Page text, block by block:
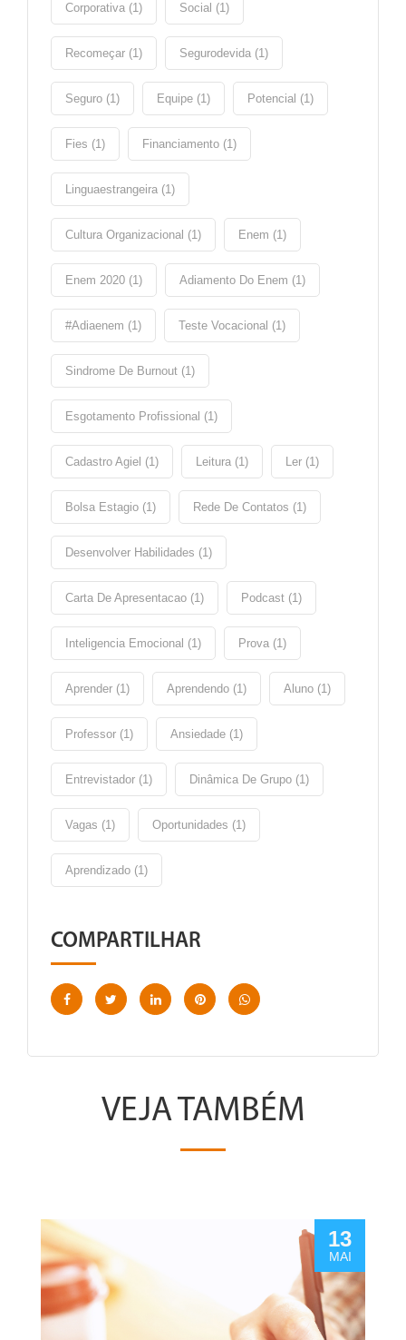
Corporativa (1) Social (1)
Recomeçar (1) Segurodevida (1)
Seguro (1) Equipe (1) Potencial (1)
Fies (1) Financiamento (1)
Linguaestrangeira (1)
Cultura Organizacional (1) Enem (1)
Enem 2020 (1) Adiamento Do Enem (1)
#adiaenem (1) Teste Vocacional (1)
Sindrome De Burnout (1)
Esgotamento Profissional (1)
Cadastro Agiel (1) Leitura (1) Ler (1)
Bolsa Estagio (1) Rede De Contatos (1)
Desenvolver Habilidades (1)
Carta De Apresentacao (1) Podcast (1)
Inteligencia Emocional (1) Prova (1)
Aprender (1) Aprendendo (1) Aluno (1)
Professor (1) Ansiedade (1)
Entrevistador (1) Dinâmica De Grupo (1)
Vagas (1) Oportunidades (1)
Aprendizado (1)
COMPARTILHAR
VEJA TAMBÉM
13
MAI